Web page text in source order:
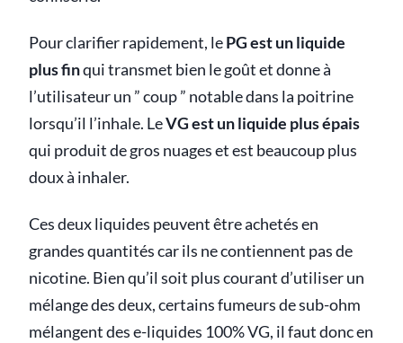
Pour clarifier rapidement, lePG est un liquide
plus finqui transmet bien le goût et donne à
l’utilisateur un ” coup ” notable dans la poitrine
lorsqu’il l’inhale. LeVG est un liquide plus épais
qui produit de gros nuages et est beaucoup plus
doux à inhaler.
Ces deux liquides peuvent être achetés en
grandes quantités car ils ne contiennent pas de
nicotine. Bien qu’il soit plus courant d’utiliser un
mélange des deux, certains fumeurs de sub-ohm
mélangent des e-liquides 100% VG, il faut donc en